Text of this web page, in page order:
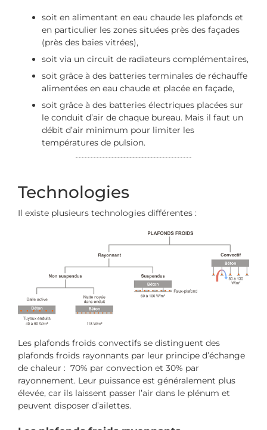
soit en alimentant en eau chaude les plafonds et
en particulier les zones situées près des façades
(près des baies vitrées),
soit via un circuit de radiateurs complémentaires,
soit grâce à des batteries terminales de réchauffe
alimentées en eau chaude et placée en façade,
soit grâce à des batteries électriques placées sur
le conduit d’air de chaque bureau. Mais il faut un
débit d’air minimum pour limiter les
températures de pulsion.
Technologies
Il existe plusieurs technologies différentes :
Les plafonds froids convectifs se distinguent des
plafonds froids rayonnants par leur principe d’échange
de chaleur : 70% par convection et 30% par
rayonnement. Leur puissance est généralement plus
élevée, car ils laissent passer l’air dans le plénum et
peuvent disposer d’ailettes.